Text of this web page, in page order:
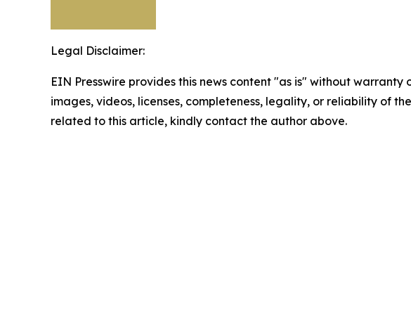
Legal Disclaimer:
EIN Presswire provides this news content "as is" without
images, videos, licenses, completeness, legality, or reliability of
related to this article, kindly contact the author above.